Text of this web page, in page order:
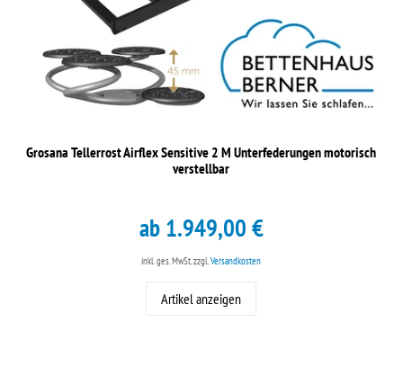
Grosana Tellerrost Airflex Sensitive 2 M Unterfederungen motorisch
verstellbar
ab 1.949,00 €
inkl. ges. MwSt. zzgl.Versandkosten
Artikel anzeigen